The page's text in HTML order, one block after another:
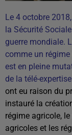
Le 4 octobre
la Sécurité
guerre mondiale.
comme un
est en pleine
de la télé-
ont eu raison du
instauré la
régime agricole,
agricoles et les